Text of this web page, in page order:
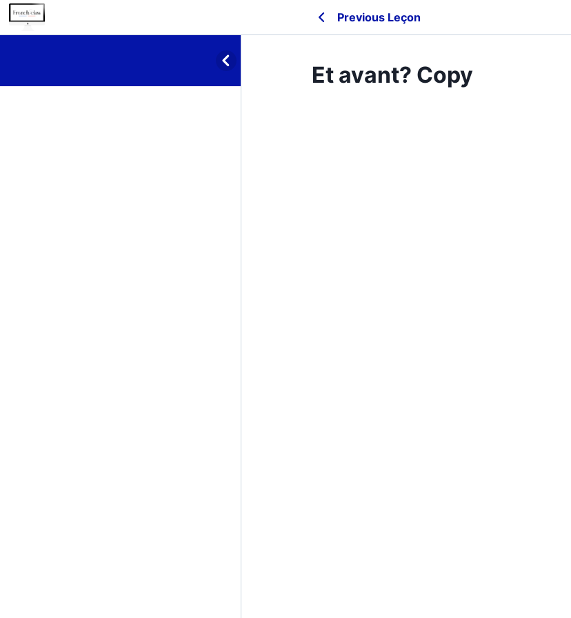
Previous Leçon
Et avant? Copy